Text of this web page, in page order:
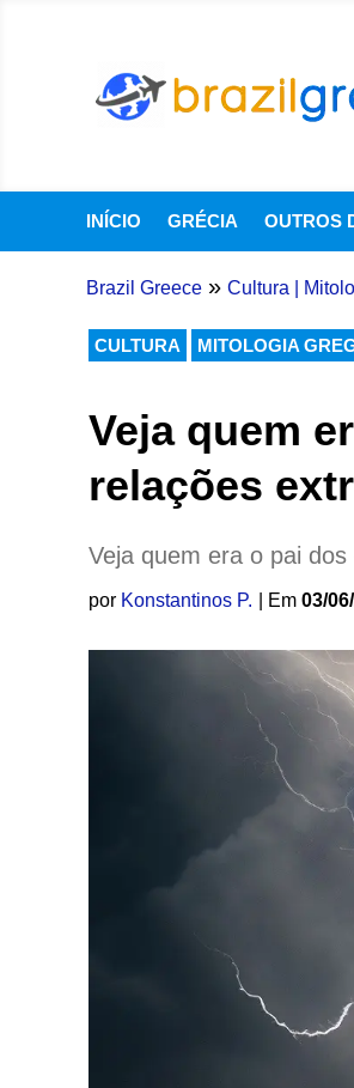
INÍCIO GRÉCIA OUTROS
Brazil Greece » Cultura
CULTURA MITOLOGIA
Veja quem
relações
Veja quem era o pai
por Konstantinos P. | Em 03/